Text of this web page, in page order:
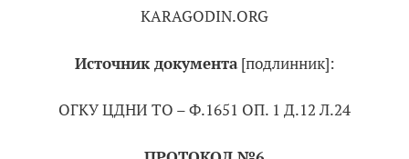
KARAGODIN.ORG
Источник документа[подлинник]:
ОГКУ ЦДНИ ТО – Ф.1651 ОП. 1 Д.12 Л.24